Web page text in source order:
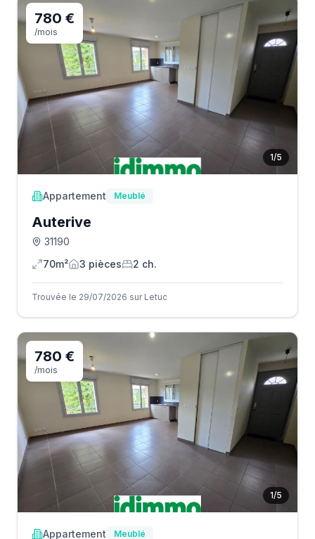
1/5
780 €
/mois
Appartement Meublé
Auterive
31190
70m²
3 pièces 2 ch.
Trouvée le 29/07/2026 sur Letuc
1/5
780 €
/mois
Appartement Meublé